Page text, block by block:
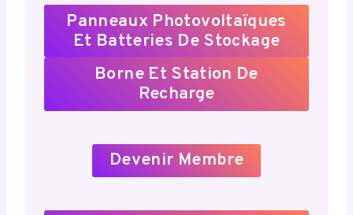
Panneaux Photovoltaïques
Et Batteries De Stockage
Borne Et Station De
Recharge
Devenir Membre